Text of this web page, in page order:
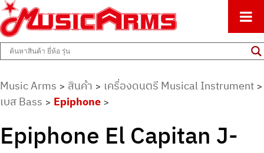
Music Arms
ศูนย์รวมครื่องดนตรีทุกชนิด ตั้งแต่เริ่มต้นถึงมืออาชีพ
Music Arms > สินค้า > เครื่องดนตรี Musical Instrument >
เบส Bass > Epiphone >
Epiphone El Capitan J-